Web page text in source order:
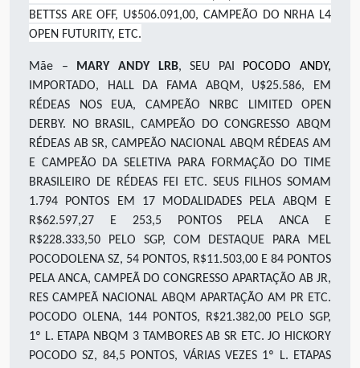
BETTSS ARE OFF, U$506.091,00, CAMPEÃO DO NRHA L4
OPEN FUTURITY, ETC.
Mãe – MARY ANDY LRB, SEU PAI POCODO ANDY,
IMPORTADO, HALL DA FAMA ABQM, U$25.586, EM
RÉDEAS NOS EUA, CAMPEÃO NRBC LIMITED OPEN
DERBY. NO BRASIL, CAMPEÃO DO CONGRESSO ABQM
RÉDEAS AB SR, CAMPEÃO NACIONAL ABQM RÉDEAS AM
E CAMPEÃO DA SELETIVA PARA FORMAÇÃO DO TIME
BRASILEIRO DE RÉDEAS FEI ETC. SEUS FILHOS SOMAM
1.794 PONTOS EM 17 MODALIDADES PELA ABQM E
R$62.597,27 E 253,5PONTOS PELA ANCA E
R$228.333,50 PELO SGP, COM DESTAQUE PARA MEL
POCODOLENA SZ, 54 PONTOS, R$11.503,00 E 84 PONTOS
PELA ANCA, CAMPEÃ DO CONGRESSO APARTAÇÃO AB JR,
RES CAMPEÃ NACIONAL ABQM APARTAÇÃO AM PR ETC.
POCODO OLENA, 144 PONTOS, R$21.382,00 PELO SGP,
1º L. ETAPA NBQM 3 TAMBORES AB SR ETC. JO HICKORY
POCODO SZ, 84,5 PONTOS, VÁRIAS VEZES 1º L. ETAPAS